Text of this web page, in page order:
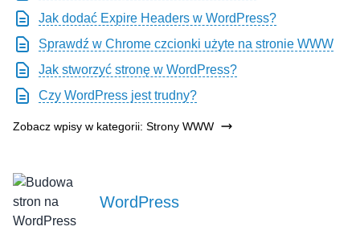
Jak dodać Expire Headers w WordPress?
Sprawdź w Chrome czcionki użyte na stronie WWW
Jak stworzyć stronę w WordPress?
Czy WordPress jest trudny?
Zobacz wpisy w kategorii: Strony WWW
WordPress